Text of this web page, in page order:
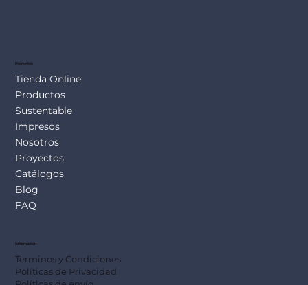
Productos
Tienda Online
Productos
Sustentable
Impresos
Nosotros
Proyectos
Catálogos
Blog
FAQ
Información
Terminos y Condiciones
Políticas de Privacidad